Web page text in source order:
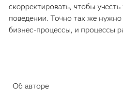
скорректировать, чтобы
поведении. Точно так же
бизнес-процессы, и процессы
Об авторе